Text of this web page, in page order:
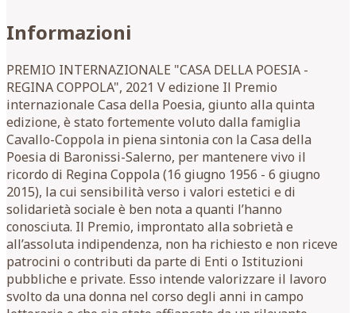
Informazioni
PREMIO INTERNAZIONALE "CASA DELLA POESIA -
REGINA COPPOLA", 2021 V edizione Il Premio
internazionale Casa della Poesia, giunto alla quinta
edizione, è stato fortemente voluto dalla famiglia
Cavallo-Coppola in piena sintonia con la Casa della
Poesia di Baronissi-Salerno, per mantenere vivo il
ricordo di Regina Coppola (16 giugno 1956 - 6 giugno
2015), la cui sensibilità verso i valori estetici e di
solidarietà sociale è ben nota a quanti l’hanno
conosciuta. Il Premio, improntato alla sobrietà e
all’assoluta indipendenza, non ha richiesto e non riceve
patrocini o contributi da parte di Enti o Istituzioni
pubbliche e private. Esso intende valorizzare il lavoro
svolto da una donna nel corso degli anni in campo